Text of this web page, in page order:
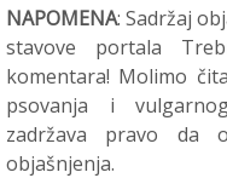
NAPOMENA: Sadržaj
stavove portala
komentara! Molimo
psovanja i
zadržava pravo da
objašnjenja.